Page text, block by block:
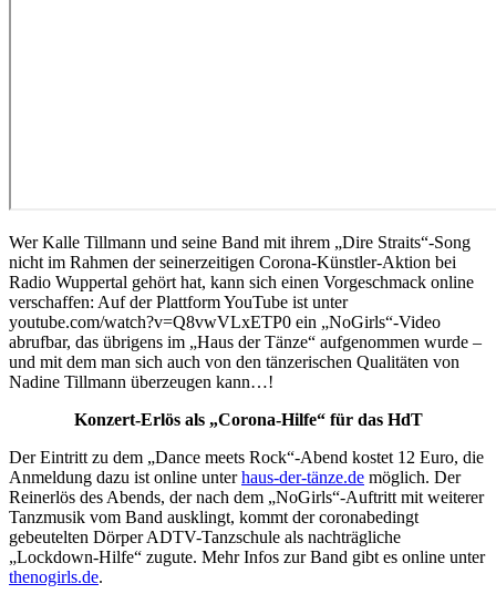
Wer Kalle Tillmann und seine Band mit ihrem „Dire Straits“-Song
nicht im Rahmen der seinerzeitigen Corona-Künstler-Aktion bei
Radio Wuppertal gehört hat, kann sich einen Vorgeschmack online
verschaffen: Auf der Plattform YouTube ist unter
youtube.com/watch?v=Q8vwVLxETP0 ein „NoGirls“-Video
abrufbar, das übrigens im „Haus der Tänze“ aufgenommen wurde –
und mit dem man sich auch von den tänzerischen Qualitäten von
Nadine Tillmann überzeugen kann…!
Konzert-Erlös als „Corona-Hilfe“ für das HdT
Der Eintritt zu dem „Dance meets Rock“-Abend kostet 12 Euro, die
Anmeldung dazu ist online unterhaus-der-tänze.de möglich. Der
Reinerlös des Abends, der nach dem „NoGirls“-Auftritt mit weiterer
Tanzmusik vom Band ausklingt, kommt der coronabedingt
gebeutelten Dörper ADTV-Tanzschule als nachträgliche
„Lockdown-Hilfe“ zugute. Mehr Infos zur Band gibt es online unter
thenogirls.de.